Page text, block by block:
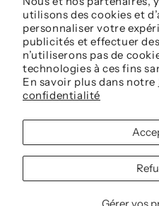
utilisons des cookies et
personnaliser votre
publicités et effectuer
n’utiliserons pas de
technologies à ces fins
En savoir plus dans notre
confidentialité
Langue